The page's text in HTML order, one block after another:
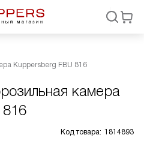
Kuppersberg FBU 816
камера
Код товара: 1814893